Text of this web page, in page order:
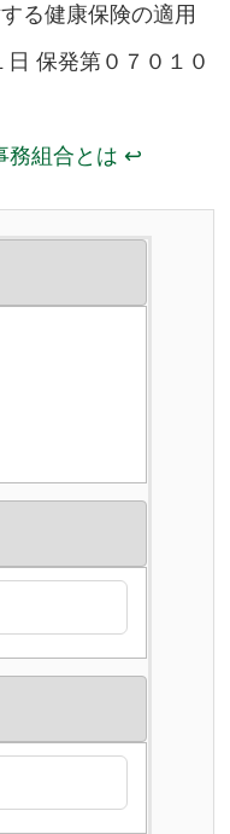
る健康保険の適用
保発第０７０１０
務組合とは ↩︎